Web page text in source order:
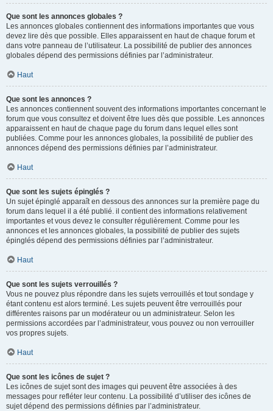
Que sont les annonces globales ?
Les annonces globales contiennent des informations importantes que vous
devez lire dès que possible. Elles apparaissent en haut de chaque forum et
dans votre panneau de l’utilisateur. La possibilité de publier des annonces
globales dépend des permissions définies par l’administrateur.
Haut
Que sont les annonces ?
Les annonces contiennent souvent des informations importantes concernant le
forum que vous consultez et doivent être lues dès que possible. Les annonces
apparaissent en haut de chaque page du forum dans lequel elles sont
publiées. Comme pour les annonces globales, la possibilité de publier des
annonces dépend des permissions définies par l’administrateur.
Haut
Que sont les sujets épinglés ?
Un sujet épinglé apparaît en dessous des annonces sur la première page du
forum dans lequel il a été publié. il contient des informations relativement
importantes et vous devez le consulter régulièrement. Comme pour les
annonces et les annonces globales, la possibilité de publier des sujets
épinglés dépend des permissions définies par l’administrateur.
Haut
Que sont les sujets verrouillés ?
Vous ne pouvez plus répondre dans les sujets verrouillés et tout sondage y
étant contenu est alors terminé. Les sujets peuvent être verrouillés pour
différentes raisons par un modérateur ou un administrateur. Selon les
permissions accordées par l’administrateur, vous pouvez ou non verrouiller
vos propres sujets.
Haut
Que sont les icônes de sujet ?
Les icônes de sujet sont des images qui peuvent être associées à des
messages pour refléter leur contenu. La possibilité d’utiliser des icônes de
sujet dépend des permissions définies par l’administrateur.